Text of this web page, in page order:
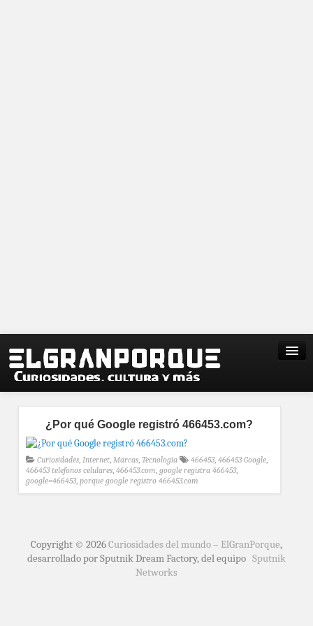
¿Por qué Google registró 466453.com?
Curiosidades, Internet, Marcas, Tecnología 466453, 466453 Google,
466453 telefonos celulares, 466453.com, google registra 466453,
google=466453, porque google registro 466453.com
Copyright © 2026Curiosidades del mundo – ElGranPorque,
desarrollado por Sputnik Dream Factory, del equipo Sputnik
Networks